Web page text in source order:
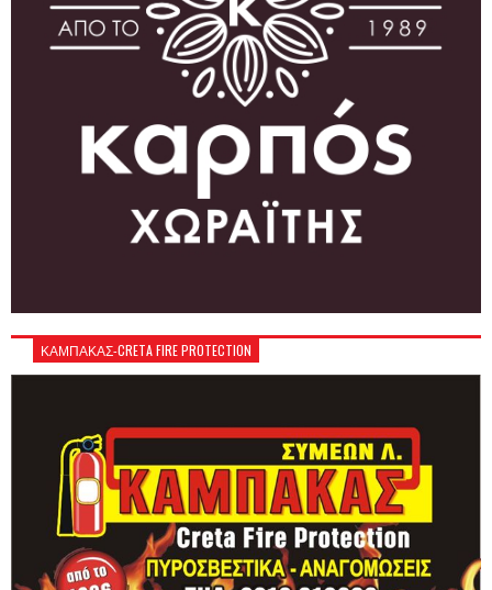
ΚΑΜΠΑΚΑΣ-CRETA FIRE PROTECTION